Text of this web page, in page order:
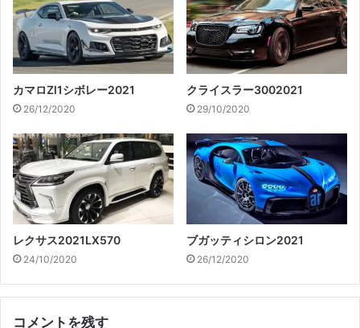
カマロZl1シボレー2021
26/12/2020
クライスラー3002021
29/10/2020
レクサス2021LX570
24/10/2020
ブガッティシロン2021
26/12/2020
コメントを残す